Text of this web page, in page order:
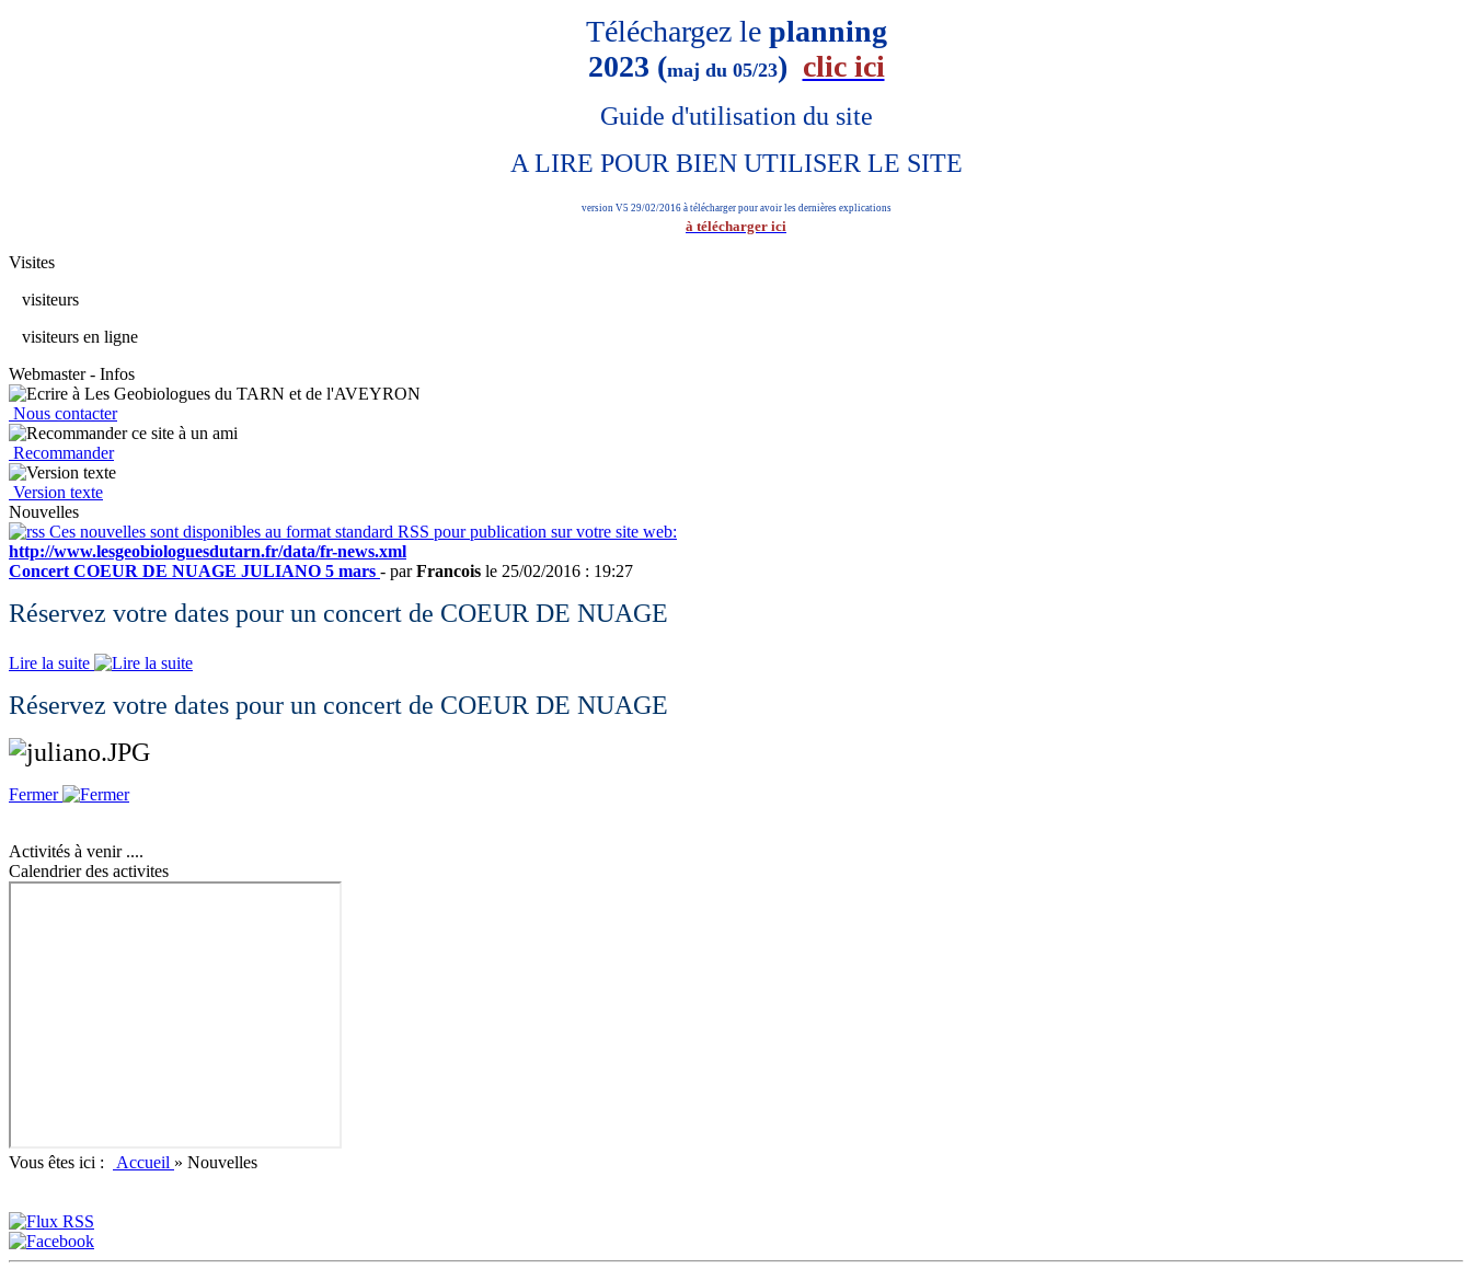
Téléchargez le planning
2023 (maj du 05/23) clic ici
Guide d'utilisation du site
A LIRE POUR BIEN UTILISER LE SITE
version V5 29/02/2016 à télécharger pour avoir les dernières explications
à télécharger ici
Visites
visiteurs
visiteurs en ligne
Webmaster - Infos
Nous contacter
Recommander
Version texte
Nouvelles
Ces nouvelles sont disponibles au format standard RSS pour publication sur votre site web:
http://www.lesgeobiologuesdutarn.fr/data/fr-news.xml
Concert COEUR DE NUAGE JULIANO 5 mars - parFrancois le 25/02/2016 : 19:27
Réservez votre dates pour un concert de COEUR DE NUAGE
Lire la suite
Réservez votre dates pour un concert de COEUR DE NUAGE
Fermer
Activités à venir ....
Calendrier des activites
Vous êtes ici : Accueil » Nouvelles